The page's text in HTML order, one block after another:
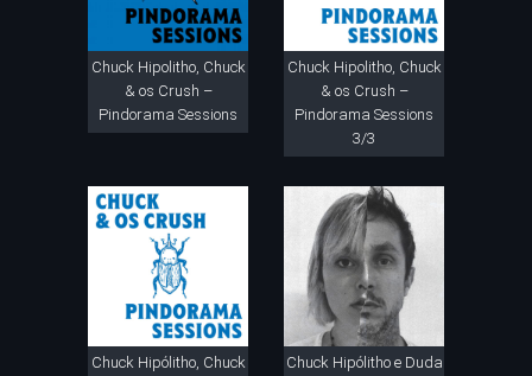
Chuck Hipolitho, Chuck
& os Crush –
Pindorama Sessions
Chuck Hipolitho, Chuck
& os Crush –
Pindorama Sessions
3/3
Chuck Hipólitho, Chuck
Chuck Hipólitho e Duda